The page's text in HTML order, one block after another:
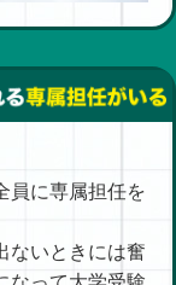
員に専属担任を
ないときには奮